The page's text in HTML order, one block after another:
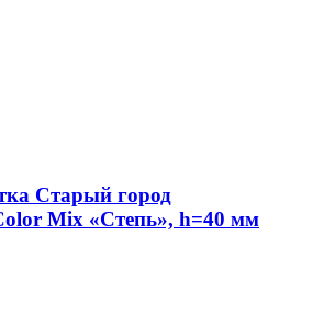
Старый город
Mix «Степь», h=40 мм